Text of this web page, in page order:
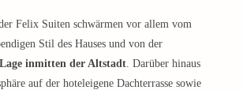
Felix Suiten schwärmen vor allem vom
Stil des Hauses und von der
inmitten der Altstadt. Darüber hinaus
auf der hoteleigene Dachterrasse sowie